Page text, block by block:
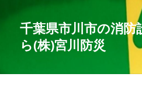
千葉県市川市の消防
ら(株)宮川防災